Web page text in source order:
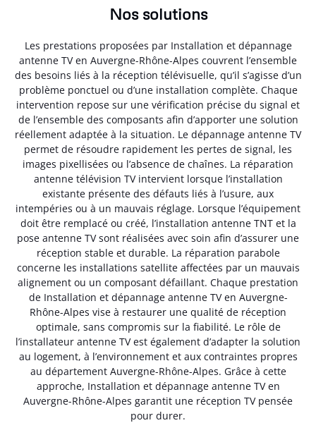
Nos solutions
Les prestations proposées par Installation et dépannage
antenne TV en Auvergne-Rhône-Alpes couvrent l’ensemble
des besoins liés à la réception télévisuelle, qu’il s’agisse d’un
problème ponctuel ou d’une installation complète. Chaque
intervention repose sur une vérification précise du signal et
de l’ensemble des composants afin d’apporter une solution
réellement adaptée à la situation. Le dépannage antenne TV
permet de résoudre rapidement les pertes de signal, les
images pixellisées ou l’absence de chaînes. La réparation
antenne télévision TV intervient lorsque l’installation
existante présente des défauts liés à l’usure, aux
intempéries ou à un mauvais réglage. Lorsque l’équipement
doit être remplacé ou créé, l’installation antenne TNT et la
pose antenne TV sont réalisées avec soin afin d’assurer une
réception stable et durable. La réparation parabole
concerne les installations satellite affectées par un mauvais
alignement ou un composant défaillant. Chaque prestation
de Installation et dépannage antenne TV en Auvergne-
Rhône-Alpes vise à restaurer une qualité de réception
optimale, sans compromis sur la fiabilité. Le rôle de
l’installateur antenne TV est également d’adapter la solution
au logement, à l’environnement et aux contraintes propres
au département Auvergne-Rhône-Alpes. Grâce à cette
approche, Installation et dépannage antenne TV en
Auvergne-Rhône-Alpes garantit une réception TV pensée
pour durer.